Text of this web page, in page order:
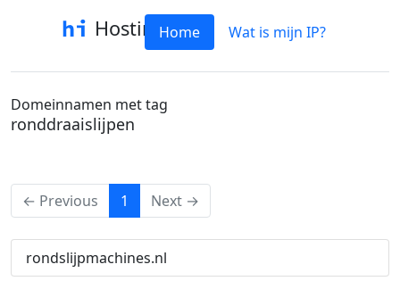
HostinfoHome Wat is mijn IP?
Domeinnamen met tag
ronddraaislijpen
← Previous 1 (current)
Next →
rondslijpmachines.nl